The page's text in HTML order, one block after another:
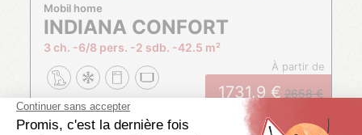
Mobil home
INDIANA CONFORT
3 ch. 6/8 pers. 2 sdb. 42.5 m²
à partir de
1731.9 2658
Du15/08/2026 au 22/08/2026